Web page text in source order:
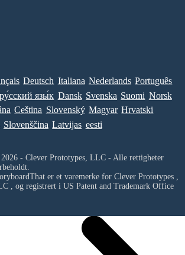
Deutsch Italiana Nederlands Português
ру́сский язы́к Dansk Svenska Suomi Norsk
Ceština Slovenský Magyar Hrvatski
Slovenščina Latvijas eesti
- Clever Prototypes, LLC - Alle rettigheter
er et varemerke for Clever Prototypes ,
, og registrert i US Patent and Trademark Office